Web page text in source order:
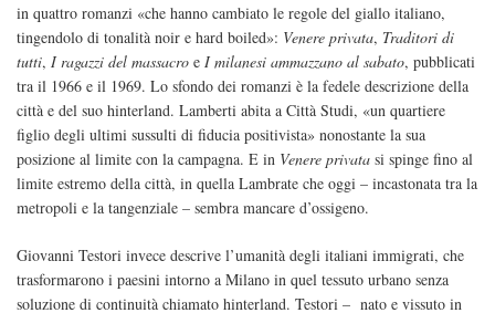
in quattro romanzi «che hanno cambiato le regole del giallo italiano,
tingendolo di tonalità noir e hard boiled»: Venere privata, Traditori di
tutti, I ragazzi del massacro e I milanesi ammazzano al sabato, pubblicati
tra il 1966 e il 1969. Lo sfondo dei romanzi è la fedele descrizione della
città e del suo hinterland. Lamberti abita a Città Studi, «un quartiere
figlio degli ultimi sussulti di fiducia positivista» nonostante la sua
posizione al limite con la campagna. E in Venere privata si spinge fino al
limite estremo della città, in quella Lambrate che oggi – incastonata tra la
metropoli e la tangenziale – sembra mancare d’ossigeno.
Giovanni Testori invece descrive l’umanità degli italiani immigrati, che
trasformarono i paesini intorno a Milano in quel tessuto urbano senza
soluzione di continuità chiamato hinterland. Testori – nato e vissuto in